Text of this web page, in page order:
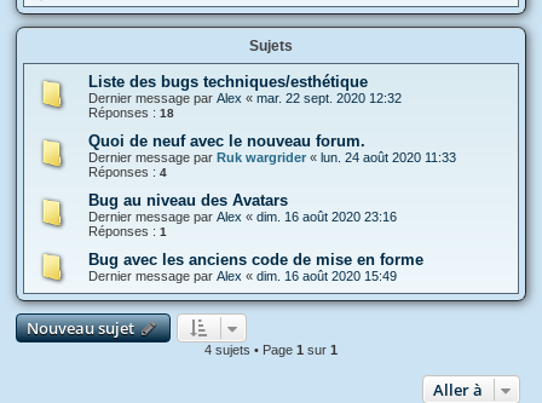
Sujets
Liste des bugs techniques/esthétique
Dernier message par Alex « mar. 22 sept. 2020 12:32
Réponses : 18
Quoi de neuf avec le nouveau forum.
Dernier message par Ruk wargrider « lun. 24 août 2020 11:33
Réponses : 4
Bug au niveau des Avatars
Dernier message par Alex « dim. 16 août 2020 23:16
Réponses : 1
Bug avec les anciens code de mise en forme
Dernier message par Alex « dim. 16 août 2020 15:49
Nouveau sujet
4 sujets • Page 1 sur 1
Aller à